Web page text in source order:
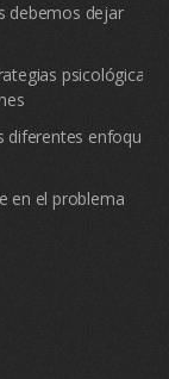
debemos dejar
psicológicas
enfoques
en el problema